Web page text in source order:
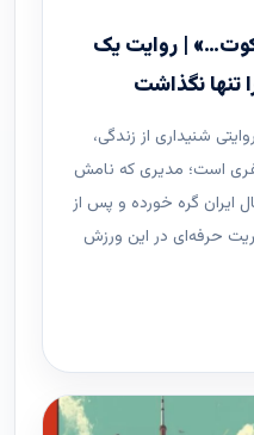
| روایت یک
تنها نگذاشت
شنیداری از زندگی،
است؛ مدیری که نامش
ایران گره خورده و پس از
حرفه‌ای در این ورزش